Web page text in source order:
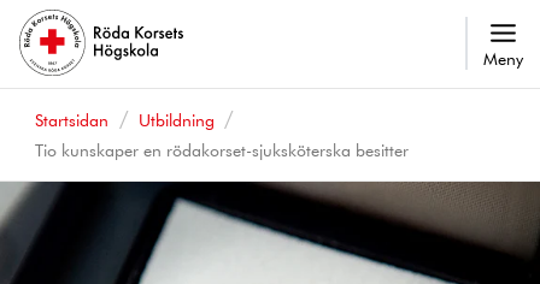
Meny
Startsidan
Utbildning
Tio kunskaper en rödakorset-sjuksköterska besitter